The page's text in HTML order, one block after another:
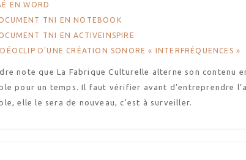
EN WORD
TNI EN NOTEBOOK
TNI EN ACTIVEINSPIRE
D'UNE CRÉATION SONORE « INTERFRÉQUENCES »
note que La Fabrique Culturelle alterne son contenu
pour un temps. Il faut vérifier avant d’entreprendre
elle le sera de nouveau, c’est à surveiller.